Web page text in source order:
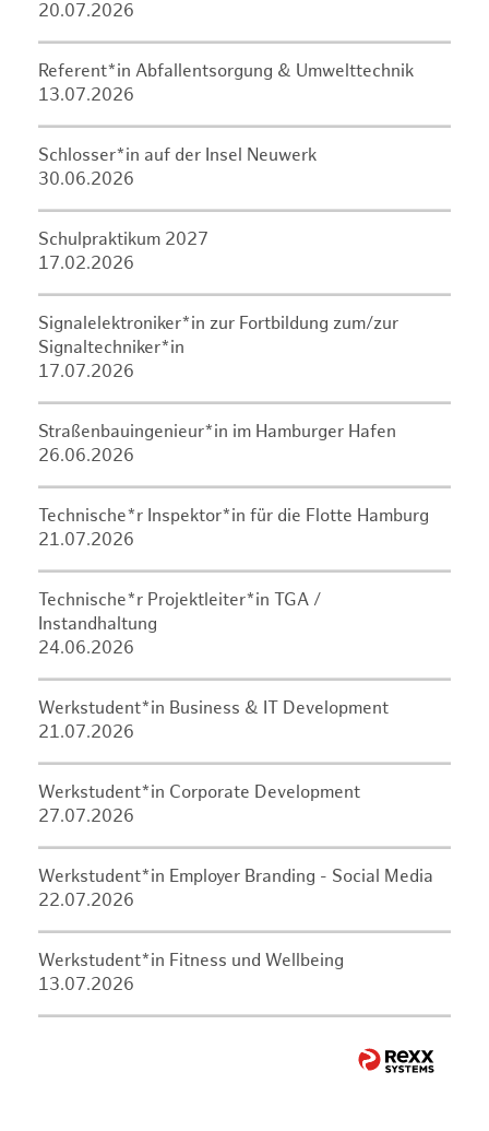
20.07.2026
Referent*in Abfallentsorgung & Umwelttechnik
13.07.2026
Schlosser*in auf der Insel Neuwerk
30.06.2026
Schulpraktikum 2027
17.02.2026
Signalelektroniker*in zur Fortbildung zum/zur
Signaltechniker*in
17.07.2026
Straßenbauingenieur*in im Hamburger Hafen
26.06.2026
Technische*r Inspektor*in für die Flotte Hamburg
21.07.2026
Technische*r Projektleiter*in TGA /
Instandhaltung
24.06.2026
Werkstudent*in Business & IT Development
21.07.2026
Werkstudent*in Corporate Development
27.07.2026
Werkstudent*in Employer Branding - Social Media
22.07.2026
Werkstudent*in Fitness und Wellbeing
13.07.2026